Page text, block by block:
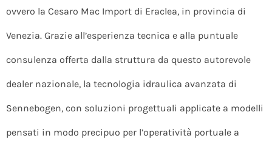
ovvero la Cesaro Mac Import di Eraclea, in provincia di
Venezia. Grazie all’esperienza tecnica e alla puntuale
consulenza offerta dalla struttura da questo autorevole
dealer nazionale, la tecnologia idraulica avanzata di
Sennebogen, con soluzioni progettuali applicate a modelli
pensati in modo precipuo per l’operatività portuale a